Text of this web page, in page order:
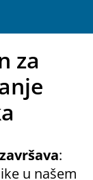
za
:
u našem